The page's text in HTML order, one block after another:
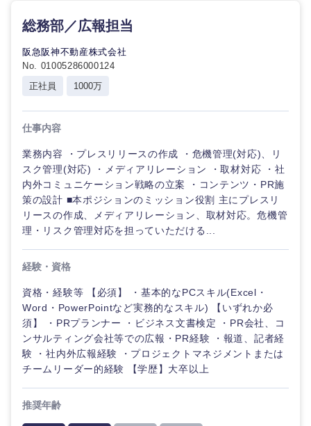
総務部／広報担当
阪急阪神不動産株式会社
No. 01005286000124
正社員
1000万
仕事内容
業務内容 ・プレスリリースの作成 ・危機管理(対応)、リ
スク管理(対応) ・メディアリレーション ・取材対応 ・社
内外コミュニケーション戦略の立案 ・コンテンツ・PR施
策の設計 ■本ポジションのミッション役割 主にプレスリ
リースの作成、メディアリレーション、取材対応。危機管
理・リスク管理対応を担っていただける...
経験・資格
資格・経験等 【必須】 ・基本的なPCスキル(Excel・
Word・PowerPointなど実務的なスキル) 【いずれか必
須】 ・PRプランナー ・ビジネス文書検定 ・PR会社、コ
ンサルティング会社等での広報・PR経験 ・報道、記者経
験 ・社内外広報経験 ・プロジェクトマネジメントまたは
チームリーダー的経験 【学歴】大卒以上
推奨年齢